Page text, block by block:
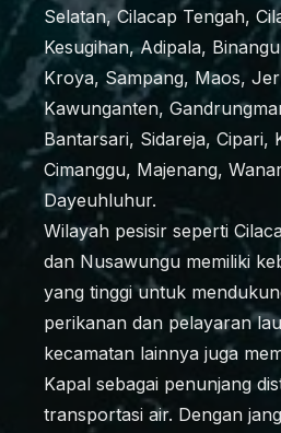
Selatan, Cilacap Tengah,
Kesugihan, Adipala,
Kroya, Sampang, Maos,
Kawunganten,
Bantarsari, Sidareja, Cipari,
Cimanggu, Majenang,
Dayeuhluhur.
Wilayah pesisir seperti
dan Nusawungu memiliki
yang tinggi untuk
perikanan dan pelayaran
kecamatan lainnya juga
Kapal sebagai penunjang
transportasi air. Dengan